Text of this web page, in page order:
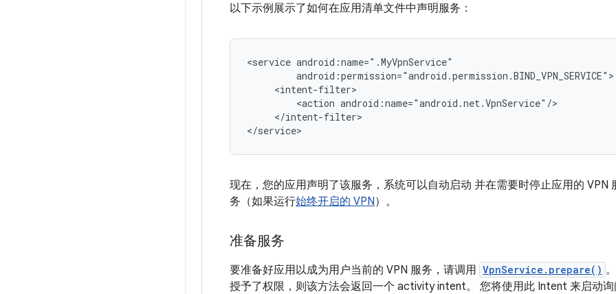
以下示例展示了如何在应用清单文件中声明服务：
<service
<action
</intent-filter>
现在，您的应用声明了该服务，系统可以自动启动 并在需要时停止应用的 VPN
务（如果运行始终开启的 VPN）。
准备服务
要准备好应用以成为用户当前的 VPN 服务，请调用 VpnService.prepare()
授予了权限，则该方法会返回一个 activity intent。 您将使用此 Intent 来启动